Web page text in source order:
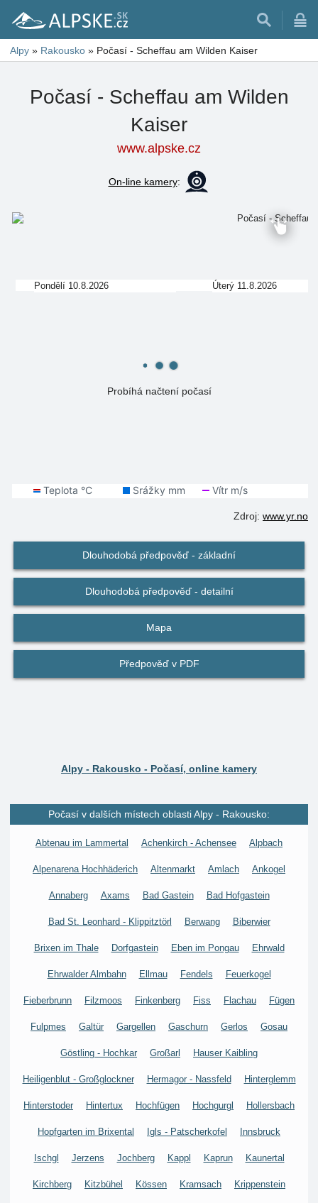
Alpy » Rakousko » Počasí - Scheffau am Wilden Kaiser
Počasí - Scheffau am Wilden
Kaiser
www.alpske.cz
On-line kamery:
Probíhá načtení počasí
Pondělí 10.8.2026 Úterý 11.8.2026
Zdroj: www.yr.no
Dlouhodobá předpověď - základní
Dlouhodobá předpověď - detailní
Mapa
Předpověď v PDF
Alpy - Rakousko - Počasí, online kamery
Počasí v dalších místech oblasti Alpy - Rakousko:
Abtenau im Lammertal Achenkirch - Achensee Alpbach
Alpenarena Hochhäderich Altenmarkt Amlach Ankogel
Annaberg Axams Bad Gastein Bad Hofgastein
Bad St. Leonhard - Klippitztörl Berwang Biberwier
Brixen im Thale Dorfgastein Eben im Pongau Ehrwald
Ehrwalder Almbahn Ellmau Fendels Feuerkogel
Fieberbrunn Filzmoos Finkenberg Fiss Flachau Fügen
Fulpmes Galtür Gargellen Gaschurn Gerlos Gosau
Göstling - Hochkar Großarl Hauser Kaibling
Heiligenblut - Großglockner Hermagor - Nassfeld Hinterglemm
Hinterstoder Hintertux Hochfügen Hochgurgl Hollersbach
Hopfgarten im Brixental Igls - Patscherkofel Innsbruck
Ischgl Jerzens Jochberg Kappl Kaprun Kaunertal
Kirchberg Kitzbühel Kössen Kramsach Krippenstein